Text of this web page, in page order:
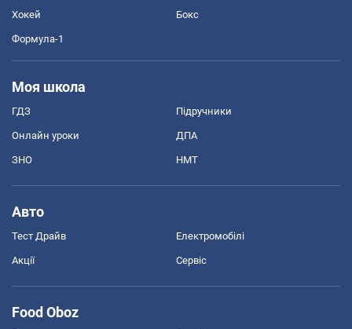
Хокей Бокс
Формула-1
Моя школа
ГДЗ Підручники
Онлайн уроки ДПА
ЗНО НМТ
Авто
Тест Драйв Електромобілі
Акції Сервіс
Food Oboz